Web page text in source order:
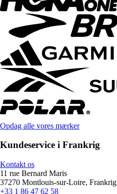
Opdag alle vores mærker
Kundeservice i Frankrig
Kontakt os
11 rue Bernard Maris
37270 Montlouis-sur-Loire, Frankrig
+33 1 86 47 62 58